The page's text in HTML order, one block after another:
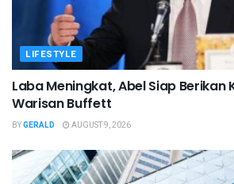
LIFESTYLE
Laba Meningkat, Abel Siap Berikan
Warisan Buffett
BYGERALD AUGUST 9, 2026